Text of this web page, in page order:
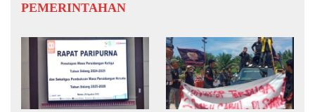
PEMERINTAHAN